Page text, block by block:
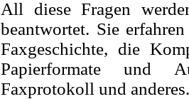
All diese Fragen
beantwortet. Sie
Faxgeschichte, die
Papierformate und
Faxprotokoll und anderes.